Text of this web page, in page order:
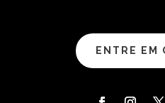
ENTRE EM